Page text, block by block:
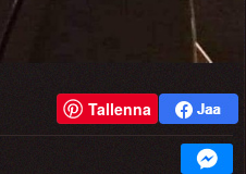
Tallenna